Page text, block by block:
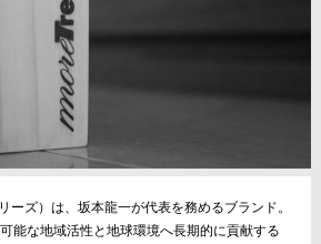
ーズ）は、坂本龍一が代表を務めるブランド。
能な地域活性と地球環境へ長期的に貢献する